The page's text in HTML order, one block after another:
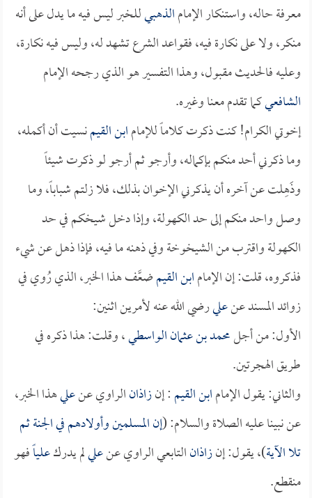
معرفة حاله، واستنكار الإمامالذهبيللخبر ليس فيه ما يدل على أنه
منكر، ولا على نكارة فيه، فقواعد الشرع تشهد له، وليس فيه نكارة،
وعليه فالحديث مقبول، وهذا التفسير هو الذي رجحه الإمام
الشافعيكما تقدم معنا وغيره.
إخوتي الكرام! كنت ذكرت كلاماً للإمامابن القيمنسيت أن أكمله،
وما ذكرني أحد منكم بإكماله، وأرجو ثم أرجو لو ذكرت شيئاً
وذَهِلت عن آخره أن يذكرني الإخوان بذلك، فلا زلتم شباباً، وما
وصل واحد منكم إلى حد الكهولة، وإذا دخل شيخكم في حد
الكهولة واقترب من الشيخوخة وفي ذهنه ما فيه، فإذا ذهل عن شيء
فذكروه، قلت: إن الإمامابن القيمضعَّف هذا الخبر، الذي رُوي في
زوائد المسند عنعليرضي الله عنه لأمرين اثنين:
الأول: من أجلمحمد بن عثمان الواسطي، وقلت: هذا ذكره في
طريق الهجرتين.
والثاني: يقول الإمامابن القيم: إنزاذانالراوي عنعليهذا الخبر،
عن نبينا عليه الصلاة والسلام: (إن المسلمين وأولادهم في الجنة ثم
تلا الآية)، يقول: إنزاذانالتابعي الراوي عنعليلم يدركعلياًفهو
منقطع.